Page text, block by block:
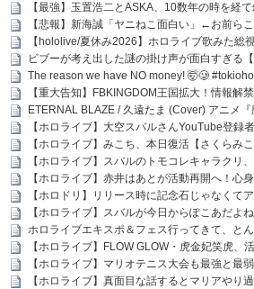
【最強】玉置浩二とASKA、10数年の時を経
【悲報】新海誠「ヤニねこ面白い」←お前ら
【hololive/夏休み2026】ホロライブ歌みた
ビブーが考え出した謎の掛け声が面白すぎる
The reason we have NO money! 🤯🥲
【重大告知】FBKINGDOM王国拡大！情報解
ETERNAL BLAZE / 久遠たま (Cover) アニメ
【ホロライブ】大空スバルさんYouTube登
【ホロライブ】みこち、本日復活【さくらみこ
【ホロライブ】スバルのトモコレキャラク
【ホロライブ】赤井はあとが活動再開へ！心
【ホロドリ】リリース時に記念石じゃなくて
【ホロライブ】スバルが今日からぽこあだよね
ホロライブエキスポ＆フェス行ってきて、と
【ホロライブ】FLOW GLOW・虎金妃笑虎
【ホロライブ】マリオテニス大会も最強と最
【ホロライブ】真面目な話するとマリアやり